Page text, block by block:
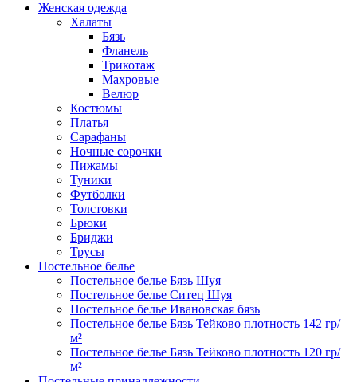
Женская одежда
Халаты
Бязь
Фланель
Трикотаж
Махровые
Велюр
Костюмы
Платья
Сарафаны
Ночные сорочки
Пижамы
Туники
Футболки
Толстовки
Брюки
Бриджи
Трусы
Постельное белье
Постельное белье Бязь Шуя
Постельное белье Ситец Шуя
Постельное белье Ивановская бязь
Постельное белье Бязь Тейково плотность 142 гр/
м²
Постельное белье Бязь Тейково плотность 120 гр/
м²